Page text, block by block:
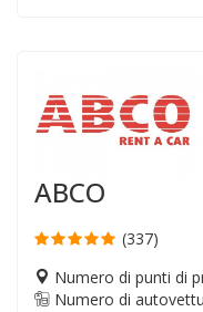
ABCO
(337)
Numero di punti di
Numero di